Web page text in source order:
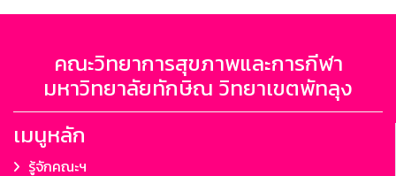
คณะวิทยาการสุขภาพและการกีฬา
มหาวิทยาลัยทักษิณ วิทยาเขตพัทลุง
เมนูหลัก
รู้จักคณะฯ